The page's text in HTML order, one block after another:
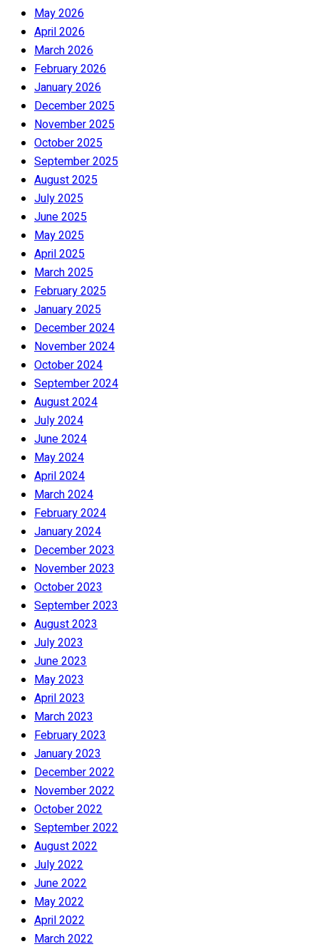
May 2026
April 2026
March 2026
February 2026
January 2026
December 2025
November 2025
October 2025
September 2025
August 2025
July 2025
June 2025
May 2025
April 2025
March 2025
February 2025
January 2025
December 2024
November 2024
October 2024
September 2024
August 2024
July 2024
June 2024
May 2024
April 2024
March 2024
February 2024
January 2024
December 2023
November 2023
October 2023
September 2023
August 2023
July 2023
June 2023
May 2023
April 2023
March 2023
February 2023
January 2023
December 2022
November 2022
October 2022
September 2022
August 2022
July 2022
June 2022
May 2022
April 2022
March 2022